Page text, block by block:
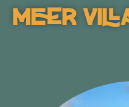
Meer